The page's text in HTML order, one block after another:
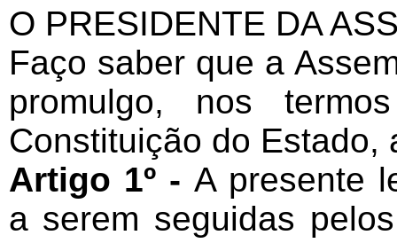
O PRESIDENTE DA
Faço saber que a
promulgo, nos
Constituição do Estado,
Artigo 1º - A presente
a serem seguidas